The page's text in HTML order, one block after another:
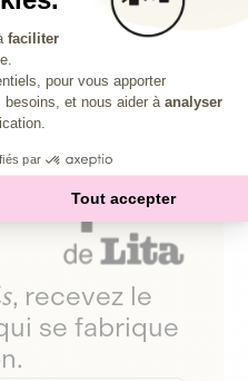
, recevez le
se fabrique
du
faciliter
pour vous apporter
besoins, et nous aider à analyser
par
Tout accepter